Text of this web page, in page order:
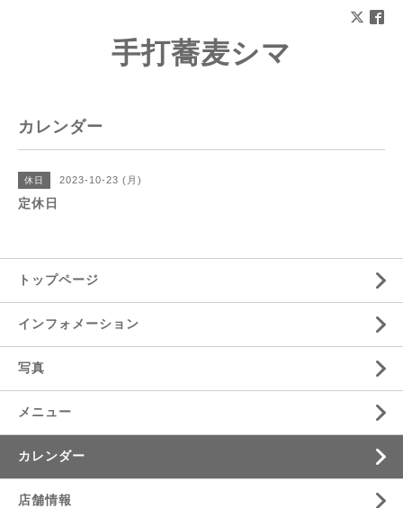
手打蕎麦シマ
カレンダー
休日 2023-10-23 (月)
定休日
トップページ
インフォメーション
写真
メニュー
カレンダー
店舗情報